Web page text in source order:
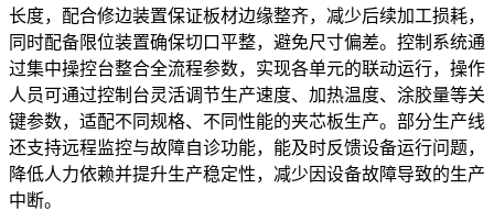
长度，配合修边装置保证板材边缘整齐，减少后续加工损耗，
同时配备限位装置确保切口平整，避免尺寸偏差。控制系统通
过集中操控台整合全流程参数，实现各单元的联动运行，操作
人员可通过控制台灵活调节生产速度、加热温度、涂胶量等关
键参数，适配不同规格、不同性能的夹芯板生产。部分生产线
还支持远程监控与故障自诊功能，能及时反馈设备运行问题，
降低人力依赖并提升生产稳定性，减少因设备故障导致的生产
中断。